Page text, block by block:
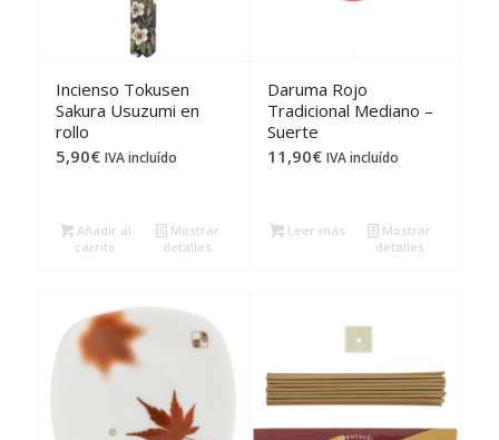
Incienso Tokusen
Sakura Usuzumi en
rollo
5,90€ IVA incluído
Añadir al
carrito
Mostrar
detalles
Daruma Rojo
Tradicional Mediano –
Suerte
11,90€ IVA incluído
Leer más
Mostrar
detalles